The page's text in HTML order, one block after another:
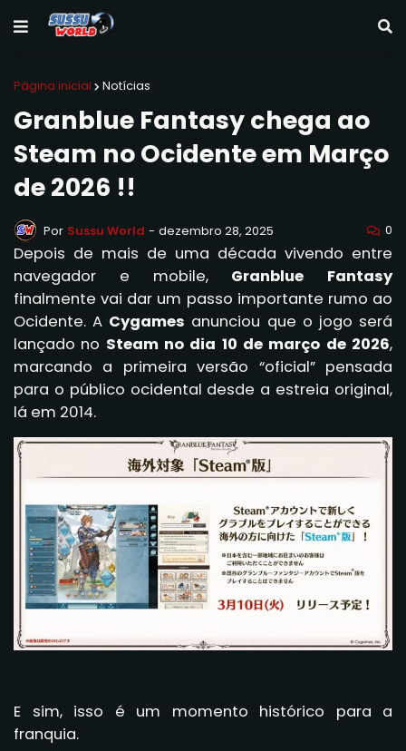
Página inicial Notícias
Granblue Fantasy chega ao
Steam no Ocidente em Março
de 2026 !!
Por Sussu World - dezembro 28, 2025 0
Depois de mais de uma década vivendo entre
navegador e mobile, Granblue Fantasy
finalmente vai dar um passo importante rumo ao
Ocidente. A Cygames anunciou que o jogo será
lançado no Steam no dia 10 de março de 2026,
marcando a primeira versão “oficial” pensada
para o público ocidental desde a estreia original,
lá em 2014.
E sim, isso é um momento histórico para a
franquia.